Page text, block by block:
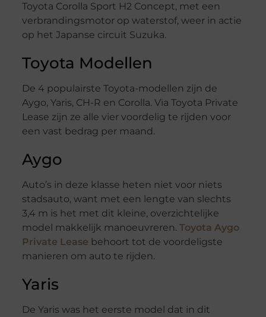
Toyota Corolla Sport H2 Concept, met een
verbrandingsmotor op waterstof, weer in actie
op het Japanse circuit Suzuka.
Toyota Modellen
De 4 populairste Toyota-modellen zijn de
Aygo, Yaris, CH-R en Corolla. Via Toyota Private
Lease zijn ze alle vier voordelig te rijden voor
een vast bedrag per maand.
Aygo
Auto’s in deze klasse heten niet voor niets
stadsauto, want met een lengte van slechts
3,4 m is het met dit kleine, overzichtelijke
model makkelijk manoeuvreren. Toyota Aygo
Private Lease behoort tot de voordeligste
manieren om auto te rijden.
Yaris
De Yaris was het eerste model dat in dit